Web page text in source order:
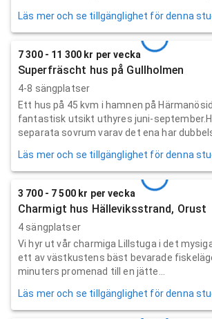
Läs mer och se tillgänglighet för denna
7 300 - 11 300 kr per vecka
Superfräscht hus på Gullholmen
4-8 sängplatser
Ett hus på 45 kvm i hamnen på
fantastisk utsikt uthyres juni-
separata sovrum varav det ena har
Läs mer och se tillgänglighet för denna
3 700 - 7 500 kr per vecka
Charmigt hus Hälleviksstrand, Orust
4 sängplatser
Vi hyr ut vår charmiga Lillstuga i det
ett av västkustens bäst bevarade
minuters promenad till en jätte...
Läs mer och se tillgänglighet för denna